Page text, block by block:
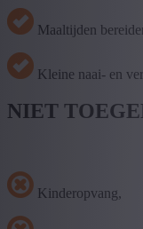
Maaltijden
Kleine naai- en
NIET
Kinderopvang,